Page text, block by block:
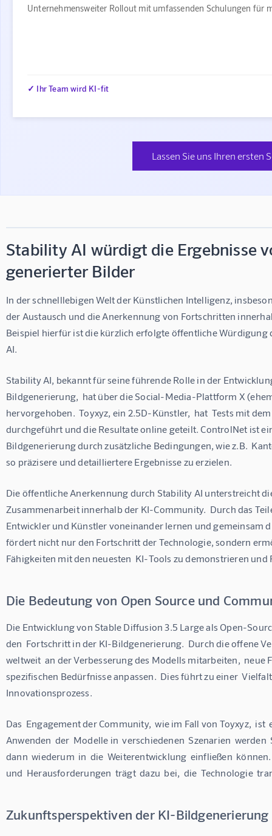
Unternehmensweiter Rollout mit umfassenden Schulungen für
✓ Ihr Team wird KI-fit
Lassen Sie uns Ihren ersten
Stability AI würdigt die Ergebnisse
generierter Bilder
In der schnelllebigen Welt der Künstlichen Intelligenz,
der Austausch und die Anerkennung von Fortschritten
Beispiel hierfür ist die kürzlich erfolgte öffentliche
AI.
Stability AI, bekannt für seine führende Rolle in der
Bildgenerierung,  hat über die Social-Media-Plattform X
hervorgehoben.  Toyxyz, ein 2.5D-Künstler,  hat  Tests mit
durchgeführt und die Resultate online geteilt. ControlNet ist
Bildgenerierung durch zusätzliche Bedingungen, wie z.B.
so präzisere und detailliertere Ergebnisse zu erzielen.
Die öffentliche Anerkennung durch Stability AI unterstreicht
Zusammenarbeit innerhalb der KI-Community.  Durch das
Entwickler und Künstler voneinander lernen und gemeinsam
fördert nicht nur den Fortschritt der Technologie, sondern
Fähigkeiten mit den neuesten  KI-Tools zu demonstrieren
Die Bedeutung von Open Source und
Die Entwicklung von Stable Diffusion 3.5 Large als Open-
den  Fortschritt in der KI-Bildgenerierung.  Durch die offene
weltweit  an der Verbesserung des Modells mitarbeiten,
spezifischen Bedürfnisse anpassen.  Dies führt zu einer
Innovationsprozess.
Das  Engagement der Community,  wie im Fall von Toyxyz,
Anwenden  der  Modelle in  verschiedenen  Szenarien
dann  wiederum  in  die  Weiterentwicklung  einfließen
und  Herausforderungen  trägt  dazu  bei,  die  Technologie
Zukunftsperspektiven der KI-Bildgenerierung